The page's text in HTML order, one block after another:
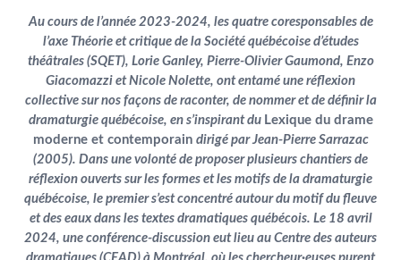
Au cours de l’année 2023-2024, les quatre coresponsables de
l’axe Théorie et critique de la Société québécoise d’études
théâtrales (SQET), Lorie Ganley, Pierre-Olivier Gaumond, Enzo
Giacomazzi et Nicole Nolette, ont entamé une réflexion
collective sur nos façons de raconter, de nommer et de définir la
dramaturgie québécoise, en s’inspirant du Lexique du drame
moderne et contemporain dirigé par Jean-Pierre Sarrazac
(2005). Dans une volonté de proposer plusieurs chantiers de
réflexion ouverts sur les formes et les motifs de la dramaturgie
québécoise, le premier s’est concentré autour du motif du fleuve
et des eaux dans les textes dramatiques québécois. Le 18 avril
2024, une conférence-discussion eut lieu au Centre des auteurs